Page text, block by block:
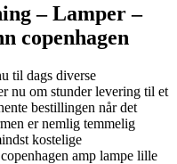
– Lamper –
copenhagen
til dags diverse
nu om stunder levering til et
bestillingen når det
er nemlig temmelig
kostelige
amp lampe lille